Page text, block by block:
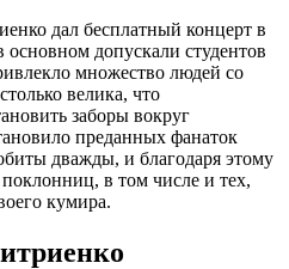
дал бесплатный концерт в
допускали студентов
множество людей со
велика, что
заборы вокруг
преданных фанаток
дважды, и благодаря этому
в том числе и тех,
кумира.